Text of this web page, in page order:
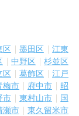
区 墨田区
江東
中野区
杉並区
区 葛飾区
江戸
梅市 府中市
昭
市 東村山市
国
瀬市
東久留米市